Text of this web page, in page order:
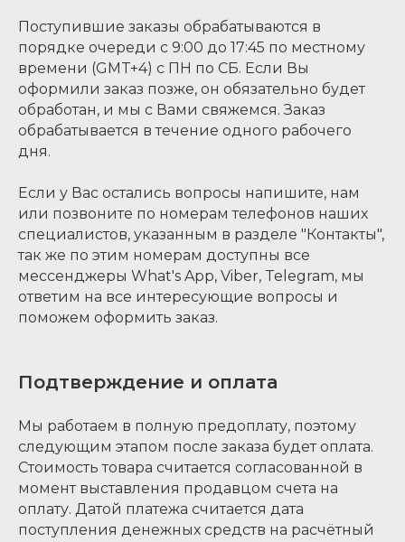
Поступившие заказы обрабатываются в
порядке очереди с 9:00 до 17:45 по местному
времени (GMT+4) с ПН по СБ. Если Вы
оформили заказ позже, он обязательно будет
обработан, и мы с Вами свяжемся. Заказ
обрабатывается в течение одного рабочего
дня.
Если у Вас остались вопросы напишите, нам
или позвоните по номерам телефонов наших
специалистов, указанным в разделе "Контакты",
так же по этим номерам доступны все
мессенджеры What's App, Viber, Telegram, мы
ответим на все интересующие вопросы и
поможем оформить заказ.
Подтверждение и оплата
Мы работаем в полную предоплату, поэтому
следующим этапом после заказа будет оплата.
Стоимость товара считается согласованной в
момент выставления продавцом счета на
оплату. Датой платежа считается дата
поступления денежных средств на расчётный